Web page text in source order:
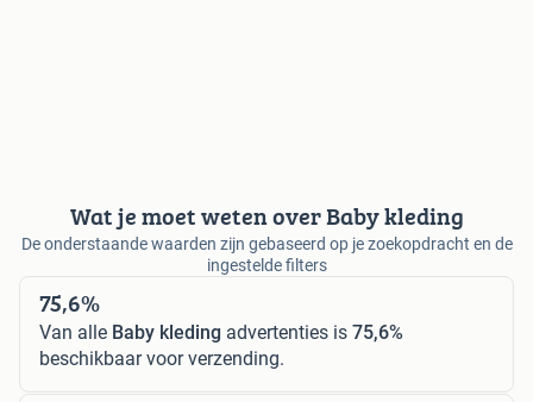
Wat je moet weten over Baby kleding
De onderstaande waarden zijn gebaseerd op je zoekopdracht en de
ingestelde filters
75,6%
Van alle Baby kleding advertenties is 75,6%
beschikbaar voor verzending.